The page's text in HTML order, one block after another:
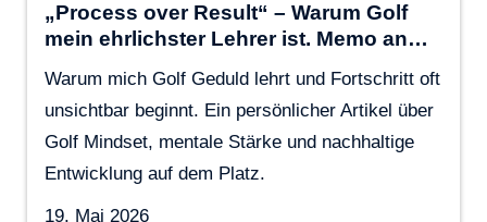
„Process over Result“ – Warum Golf
mein ehrlichster Lehrer ist. Memo an…
Warum mich Golf Geduld lehrt und Fortschritt oft
unsichtbar beginnt. Ein persönlicher Artikel über
Golf Mindset, mentale Stärke und nachhaltige
Entwicklung auf dem Platz.
19. Mai 2026